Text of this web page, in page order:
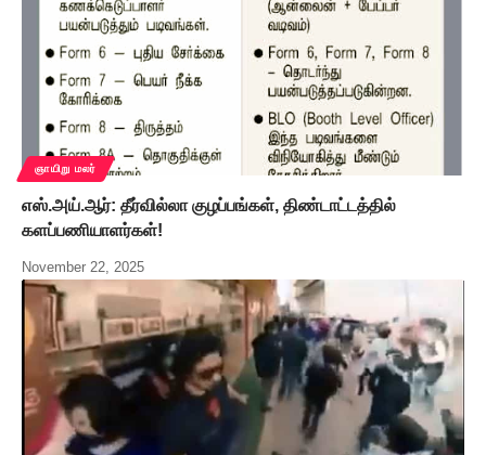
ஞாயிறு மலர்
எஸ்.அய்.ஆர்: தீர்வில்லா குழப்பங்கள், திண்டாட்டத்தில்
களப்பணியாளர்கள்!
November 22, 2025